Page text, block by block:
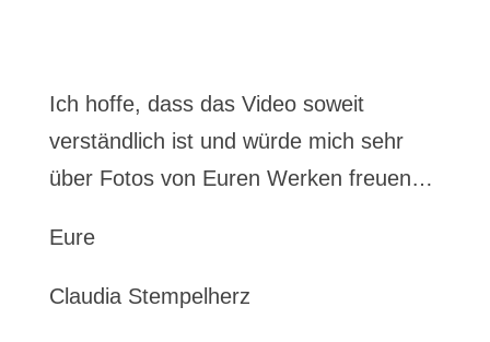
Ich hoffe, dass das Video soweit
verständlich ist und würde mich sehr
über Fotos von Euren Werken freuen…
Eure
Claudia Stempelherz